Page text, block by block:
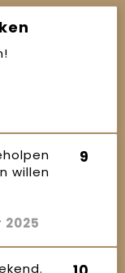
willen
9
2025